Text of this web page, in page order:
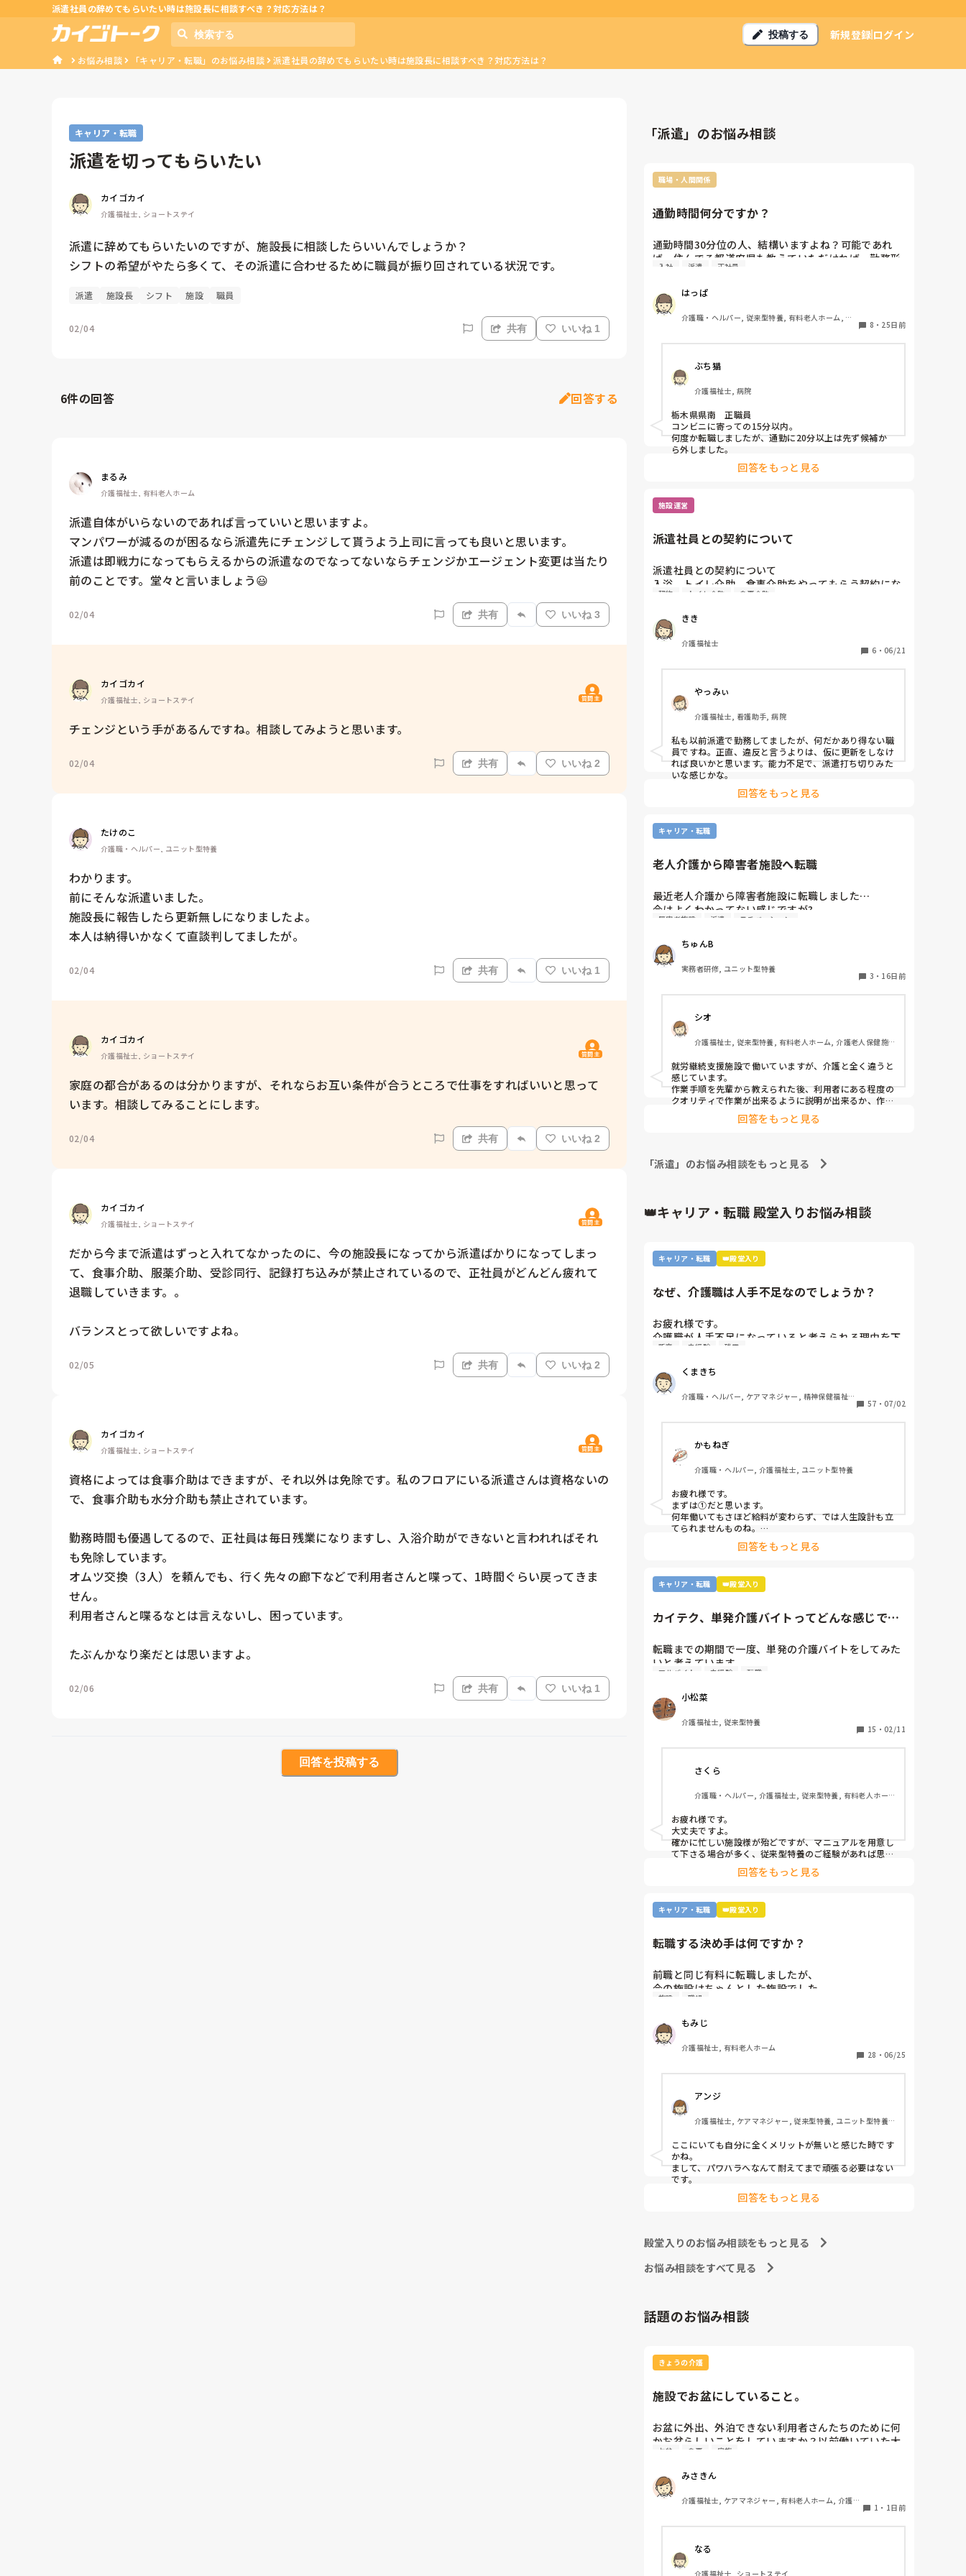
派遣社員の辞めてもらいたい時は施設長に相談すべき？対応方法は？
投稿する 新規登録ログイン
お悩み相談 「キャリア・転職」のお悩み相談 派遣社員の辞めてもらいたい時は施設長に相談すべき？対応方法は？
キャリア・転職
派遣を切ってもらいたい
カイゴカイ
介護福祉士, ショートステイ
派遣に辞めてもらいたいのですが、施設長に相談したらいいんでしょうか？
シフトの希望がやたら多くて、その派遣に合わせるために職員が振り回されている状況です。
派遣 施設長 シフト 施設 職員
02/04 共有 いいね 1
6件の回答 回答する
まるみ
介護福祉士, 有料老人ホーム
派遣自体がいらないのであれば言っていいと思いますよ。
マンパワーが減るのが困るなら派遣先にチェンジして貰うよう上司に言っても良いと思います。
派遣は即戦力になってもらえるからの派遣なのでなってないならチェンジかエージェント変更は当たり
前のことです。堂々と言いましょう😃
02/04 共有 いいね 3
カイゴカイ
介護福祉士, ショートステイ 質問主
チェンジという手があるんですね。相談してみようと思います。
02/04 共有 いいね 2
たけのこ
介護職・ヘルパー, ユニット型特養
わかります。
前にそんな派遣いました。
施設長に報告したら更新無しになりましたよ。
本人は納得いかなくて直談判してましたが。
02/04 共有 いいね 1
カイゴカイ
介護福祉士, ショートステイ 質問主
家庭の都合があるのは分かりますが、それならお互い条件が合うところで仕事をすればいいと思って
います。相談してみることにします。
02/04 共有 いいね 2
カイゴカイ
介護福祉士, ショートステイ 質問主
だから今まで派遣はずっと入れてなかったのに、今の施設長になってから派遣ばかりになってしまっ
て、食事介助、服薬介助、受診同行、記録打ち込みが禁止されているので、正社員がどんどん疲れて
退職していきます。。
バランスとって欲しいですよね。
02/05 共有 いいね 2
カイゴカイ
介護福祉士, ショートステイ 質問主
資格によっては食事介助はできますが、それ以外は免除です。私のフロアにいる派遣さんは資格ないの
で、食事介助も水分介助も禁止されています。
勤務時間も優遇してるので、正社員は毎日残業になりますし、入浴介助ができないと言われればそれ
も免除しています。
オムツ交換（3人）を頼んでも、行く先々の廊下などで利用者さんと喋って、1時間ぐらい戻ってきま
せん。
利用者さんと喋るなとは言えないし、困っています。
02/06 共有 いいね 1
回答を投稿する
「派遣」のお悩み相談
職場・人間関係
通勤時間何分ですか？
通勤時間30分位の人、結構いますよね？可能であれ
ば、住んでる都道府県も教えていただければ。勤務形
態も。例）島根県、正社員、30分
入社 派遣 正社員
はっぱ
介護職・ヘルパー, 従来型特養, 有料老人ホーム, ユ
8 ・ 25日前
ぶち猫
介護福祉士, 病院
栃木県県南　正職員
コンビニに寄っての15分以内。
何度か転職しましたが、通勤に20分以上は先ず候補か
ら外しました。
回答をもっと見る
施設運営
派遣社員との契約について
派遣社員との契約について
入浴、トイレ介助、食事介助をやってもらう契約にな
っていたのですが、
·食事介助は、いったん座って始めると、他のスタッ
フが忙しくて動き回っているのに、座って、食事介助
だけしている。
·入浴介助はしんどいので、回数を減らしてほしいと
他にも、体力使うケア、汚いケアは気の弱い職員にや
らせて、自分はやらない
このような場合、契約でやってほしいことが、ちゃん
と出来ていないわけで、派遣の契約期間が残っていて
も、契約違反だと言って契約を打ち切ることできない
契約 トイレ介助 食事介助
きき
介護福祉士
6 ・ 06/21
やっみぃ
介護福祉士, 看護助手, 病院
私も以前派遣で勤務してましたが、何だかあり得ない職
員ですね。正直、違反と言うよりは、仮に更新をしなけ
れば良いかと思います。能力不足で、派遣打ち切りみた
いな感じかな。
回答をもっと見る
キャリア・転職
老人介護から障害者施設へ転職
最近老人介護から障害者施設に転職しました…
今はよくわかってない感じですが?
全く別物と思って働いてます
転職した方
どうですか?
障害者施設 派遣 モチベーション
ちゅんB
実務者研修, ユニット型特養
3 ・ 16日前
シオ
介護福祉士, 従来型特養, 有料老人ホーム, 介護老人保健施
支援施設, 小規模多機能型居宅介護
就労継続支援施設で働いていますが、介護と全く違うと
感じています。
作業手順を先輩から教えられた後、利用者にある程度の
クオリティで作業が出来るように説明が出来るか、作業
の資材管理や進捗の調整等、臨機応変さがかなり求めら
回答をもっと見る
「派遣」のお悩み相談をもっと見る
👑キャリア・転職 殿堂入りお悩み相談
キャリア・転職 👑殿堂入り
なぜ、介護職は人手不足なのでしょうか？
お疲れ様です。
介護職が人手不足になっていると考えられる理由を下
から選んで下さい
②利用者に叩かれるなど危険があるから。
③他業種に転職できるスキルがつかなさそうだから。
④職場の立地が悪いところが多いから。
⑤報酬が国次第だから。
⑦時間外労働が多いから。
⑧介護の業界人が綺麗事しか言わないから。
⑨人がいないのに新卒を優遇するから。
⑩未経験可の求人しかないから。
11マネジメント層がまともでないから。
12その他
新卒 未経験 残業
くまきち
介護職・ヘルパー, ケアマネジャー, 精神保健福祉
57 ・ 07/02
かもねぎ
介護職・ヘルパー, 介護福祉士, ユニット型特養
お疲れ様です。
まずは①だと思います。
何年働いてもさほど給料が変わらず、では人生設計も立
てられませんものね。
特に若い方の選択肢からは、まず外れてしまう…
回答をもっと見る
キャリア・転職 👑殿堂入り
カイテク、単発介護バイトってどんな感じです
転職までの期間で一度、単発の介護バイトをしてみた
いと考えています。
ですが単発バイトを求めてるってことはそれなりに忙
しい施設…経験ない足手まといはダメか…？など考え
てしまい、なかなか踏み出せずにいます。
もし経験ある方いらっしゃいましたら、どんな感じだ
ったか教えてください。
アルバイト 未経験 転職
小松菜
介護福祉士, 従来型特養
15 ・ 02/11
さくら
介護職・ヘルパー, 介護福祉士, 従来型特養, 有料老人ホー
介護, 初任者研修, 実務者研修, ユニット型特養, 障害者支援
施設
お疲れ様です。
大丈夫ですよ。
確かに忙しい施設様が殆どですが、マニュアルを用意し
て下さる場合が多く、従来型特養のご経験があれば思い
切って一度働かれる事をおすすめします。
施設様のレビューが書かれているので、参考になさると
回答をもっと見る
キャリア・転職 👑殿堂入り
転職する決め手は何ですか？
前職と同じ有料に転職しましたが、
今の施設はちゃんとした施設でした。
いつもご機嫌を伺うみたいなとこが
あり、機嫌が悪いと理不尽に叱られる
みたいなとこがあり凹んだりしてました。
戸惑い、仕事を覚えるのが大変でしたが、
介護の仕事だけに集中出来る今の職場は
有難いなと感謝しています。
皆さんの転職する決め手は何ですか？
あとこの場を借りてお礼を言わせて下さい。
以前アドバイス頂いた方本当にありがとう
施設 職場
もみじ
介護福祉士, 有料老人ホーム
28 ・ 06/25
アンジ
介護福祉士, ケアマネジャー, 従来型特養, ユニット型特養,
ここにいても自分に全くメリットが無いと感じた時です
かね。
まして、パワハラへなんて耐えてまで頑張る必要はない
です。
回答をもっと見る
殿堂入りのお悩み相談をもっと見る
お悩み相談をすべて見る
話題のお悩み相談
きょうの介護
施設でお盆にしていること。
お盆に外出、外泊できない利用者さんたちのために何
かお盆らしいことをしていますか？以前働いていた大
きな施設では実際に住職さんを呼びご焼香できるよう
は、食事内容が変わる、家族が面会に来る…などでし
た。お盆まであと少しです。何かしていることがあれ
ばぜひシェアよろしくお願いします。
お盆 食事 家族
みさきん
介護福祉士, ケアマネジャー, 有料老人ホーム, 介護老
1 ・ 1日前
なる
介護福祉士, ショートステイ